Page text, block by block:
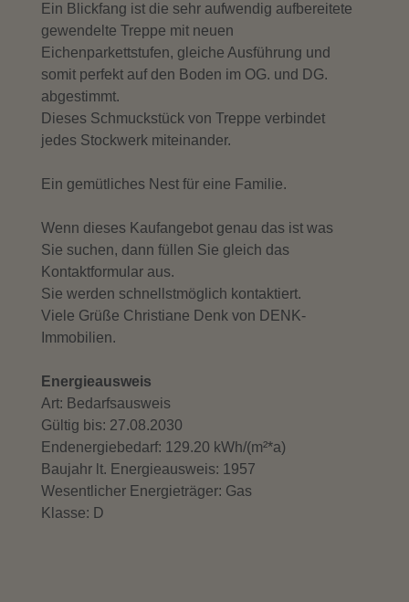
Ein Blickfang ist die sehr aufwendig aufbereitete
gewendelte Treppe mit neuen
Eichenparkettstufen, gleiche Ausführung und
somit perfekt auf den Boden im OG. und DG.
abgestimmt.
Dieses Schmuckstück von Treppe verbindet
jedes Stockwerk miteinander.
Ein gemütliches Nest für eine Familie.
Wenn dieses Kaufangebot genau das ist was
Sie suchen, dann füllen Sie gleich das
Kontaktformular aus.
Sie werden schnellstmöglich kontaktiert.
Viele Grüße Christiane Denk von DENK-
Immobilien.
Energieausweis
Art: Bedarfsausweis
Gültig bis: 27.08.2030
Endenergiebedarf: 129.20 kWh/(m²*a)
Baujahr lt. Energieausweis: 1957
Wesentlicher Energieträger: Gas
Klasse: D